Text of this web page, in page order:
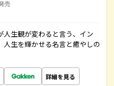
売
生観が変わると言う、イン
人生を輝かせる名言と癒やしの
詳細を見る